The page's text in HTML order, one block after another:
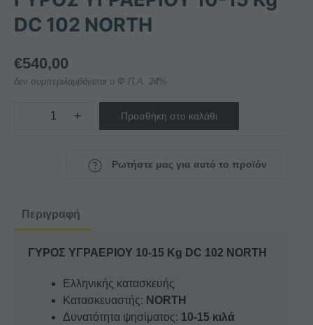
DC 102 NORTH
€540,00
δεν συμπεριλαμβάνεται ο Φ.Π.Α. 24%
DC
ποσότητα
+ Προσθήκη στο καλάθι
Ρωτήστε μας για αυτό το προϊόν
Περιγραφή
ΓΥΡΟΣ ΥΓΡΑΕΡΙΟΥ 10-15 Kg DC 102 NORTH
Ελληνικής κατασκευής
Κατασκευαστής: NORTH
Δυνατότητα ψησίματος: 10-15 κιλά